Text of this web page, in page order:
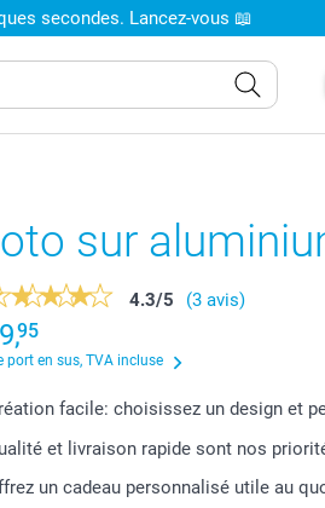
secondes. Lancez-vous 📖
sur
4.3/5
(3 avis)
95
port en sus, TVA incluse
facile: choisissez un design et
et livraison rapide sont nos
un cadeau personnalisé utile au